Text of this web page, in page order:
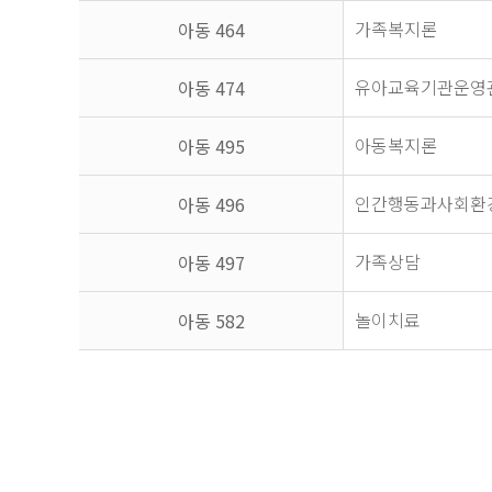
아동 464 가족복지론
아동 474 유아교육기관운영
아동 495 아동복지론
아동 496 인간행동과사회환
아동 497 가족상담
아동 582 놀이치료